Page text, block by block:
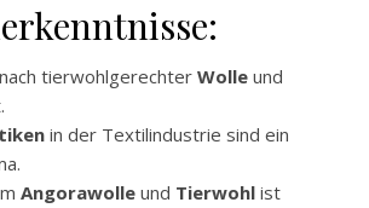
tierwohlgerechter Wolle und
in der Textilindustrie sind ein
Angorawolle und Tierwohl ist